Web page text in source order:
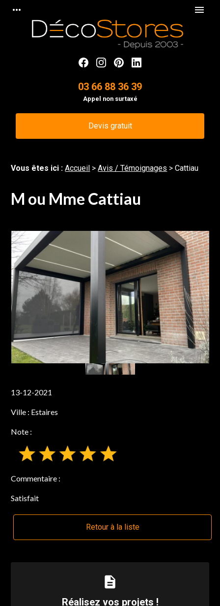
more_horiz menu
03 66 88 36 39
Appel non surtaxé
Devis gratuit
Vous êtes ici :Accueil >Avis / Témoignages >Cattiau
M ou Mme Cattiau
13-12-2021
Ville : Estaires
Note :
Commentaire :
Satisfait
Retour à la liste
description
Réalisez vos projets !